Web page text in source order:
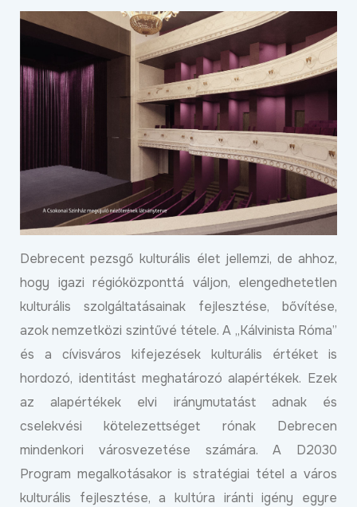
PROJEKTEK
ÖSSZES PROJEKT
Debrecent pezsgő kulturális élet jellemzi, de ahhoz,
hogy igazi régióközponttá váljon, elengedhetetlen
kulturális szolgáltatásainak fejlesztése, bővítése,
azok nemzetközi szintűvé tétele. A „Kálvinista Róma”
és a cívisváros kifejezések kulturális értéket is
hordozó, identitást meghatározó alapértékek. Ezek
az alapértékek elvi iránymutatást adnak és
cselekvési kötelezettséget rónak Debrecen
mindenkori városvezetése számára. A D2030
Program megalkotásakor is stratégiai tétel a város
kulturális fejlesztése, a kultúra iránti igény egyre